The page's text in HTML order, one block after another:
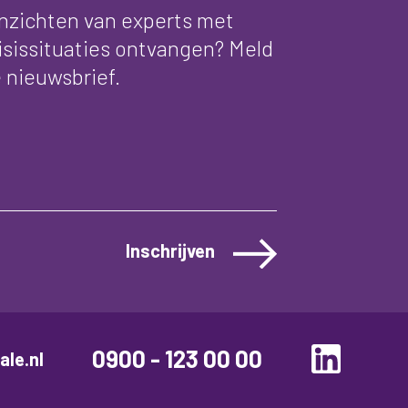
van experts met
ontvangen? Meld
nieuwsbrief.
Inschrijven
0900 - 123 00 00